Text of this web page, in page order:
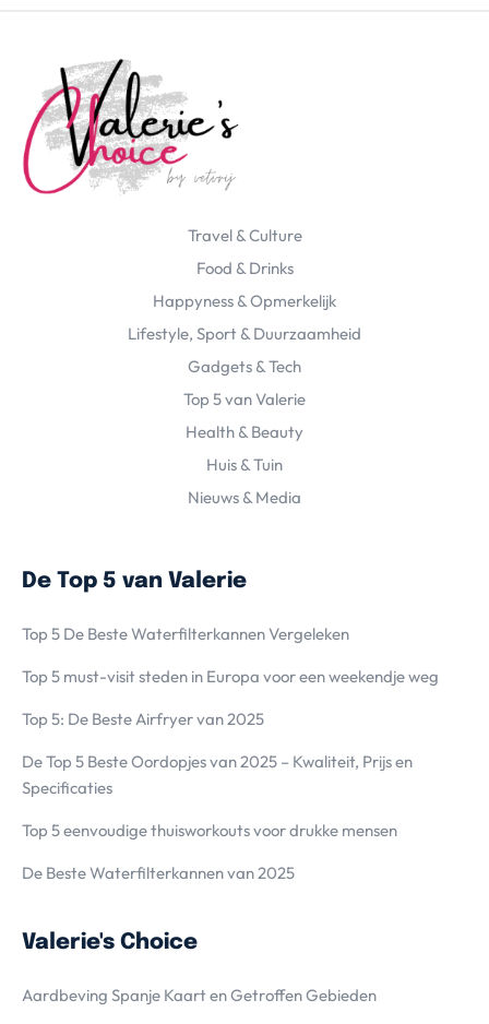
Travel & Culture
Food & Drinks
Happyness & Opmerkelijk
Lifestyle, Sport & Duurzaamheid
Gadgets & Tech
Top 5 van Valerie
Health & Beauty
Huis & Tuin
Nieuws & Media
De Top 5 van Valerie
Top 5 De Beste Waterfilterkannen Vergeleken
Top 5 must-visit steden in Europa voor een weekendje weg
Top 5: De Beste Airfryer van 2025
De Top 5 Beste Oordopjes van 2025 – Kwaliteit, Prijs en
Specificaties
Top 5 eenvoudige thuisworkouts voor drukke mensen
De Beste Waterfilterkannen van 2025
Valerie's Choice
Aardbeving Spanje Kaart en Getroffen Gebieden